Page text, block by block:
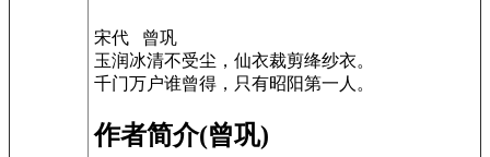
宋代 曾巩
玉润冰清不受尘，仙衣裁剪绛纱衣。
千门万户谁曾得，只有昭阳第一人。
作者简介(曾巩)